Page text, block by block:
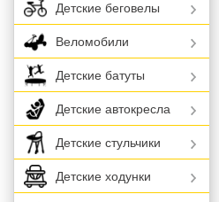
Детские беговелы
Веломобили
Детские батуты
Детские автокресла
Детские стульчики
Детские ходунки